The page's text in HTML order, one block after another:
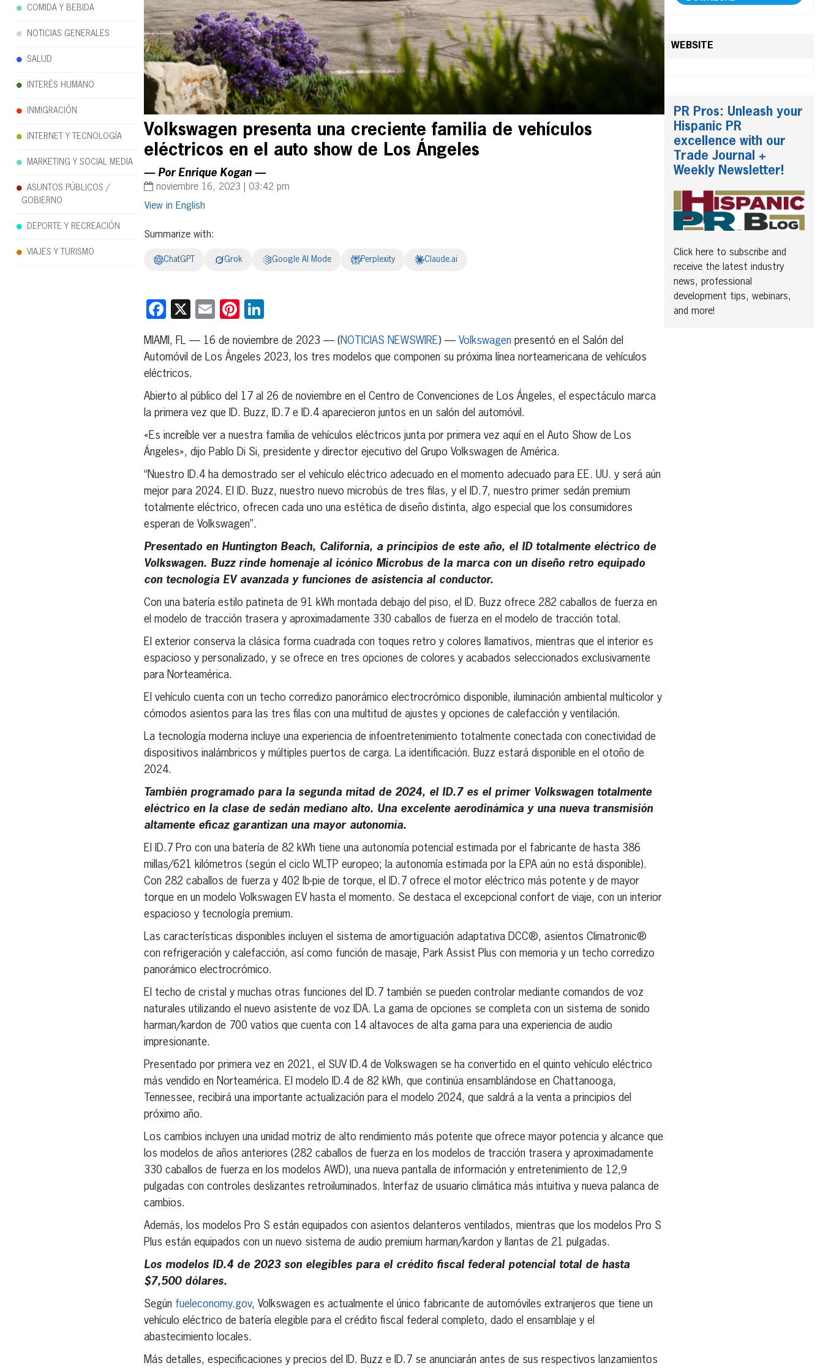
Volkswagen presenta una creciente familia de vehículos
eléctricos en el auto show de Los Ángeles
— Por Enrique Kogan —
noviembre 16, 2023 | 03:42 pm
English
Summarize with:
ChatGPT Grok Google AI Mode Perplexity Claude.ai
Facebook
X EmailPinterest
MIAMI, FL — 16 de noviembre de 2023 — (NOTICIAS NEWSWIRE) — Volkswagenpresentó en el Salón del
Automóvil de Los Ángeles 2023, los tres modelos que componen su próxima línea norteamericana de vehículos
eléctricos.
Abierto al público del 17 al 26 de noviembre en el Centro de Convenciones de Los Ángeles, el espectáculo marca
la primera vez que ID. Buzz, ID.7 e ID.4 aparecieron juntos en un salón del automóvil.
«Es increíble ver a nuestra familia de vehículos eléctricos junta por primera vez aquí en el Auto Show de Los
Ángeles», dijo Pablo Di Si, presidente y director ejecutivo del Grupo Volkswagen de América.
“Nuestro ID.4 ha demostrado ser el vehículo eléctrico adecuado en el momento adecuado para EE. UU. y será aún
mejor para 2024. El ID. Buzz, nuestro nuevo microbús de tres filas, y el ID.7, nuestro primer sedán premium
totalmente eléctrico, ofrecen cada uno una estética de diseño distinta, algo especial que los consumidores
esperan de Volkswagen”.
Presentado en Huntington Beach, California, a principios de este año, el ID totalmente eléctrico de
Volkswagen. Buzz rinde homenaje al icónico Microbus de la marca con un diseño retro equipado
con tecnología EV avanzada y funciones de asistencia al conductor.
Con una batería estilo patineta de 91 kWh montada debajo del piso, el ID. Buzz ofrece 282 caballos de fuerza en
el modelo de tracción trasera y aproximadamente 330 caballos de fuerza en el modelo de tracción total.
El exterior conserva la clásica forma cuadrada con toques retro y colores llamativos, mientras que el interior es
espacioso y personalizado, y se ofrece en tres opciones de colores y acabados seleccionados exclusivamente
para Norteamérica.
El vehículo cuenta con un techo corredizo panorámico electrocrómico disponible, iluminación ambiental multicolor y
cómodos asientos para las tres filas con una multitud de ajustes y opciones de calefacción y ventilación.
La tecnología moderna incluye una experiencia de infoentretenimiento totalmente conectada con conectividad de
dispositivos inalámbricos y múltiples puertos de carga. La identificación. Buzz estará disponible en el otoño de
2024.
También programado para la segunda mitad de 2024, el ID.7 es el primer Volkswagen totalmente
eléctrico en la clase de sedán mediano alto. Una excelente aerodinámica y una nueva transmisión
altamente eficaz garantizan una mayor autonomía.
El ID.7 Pro con una batería de 82 kWh tiene una autonomía potencial estimada por el fabricante de hasta 386
millas/621 kilómetros (según el ciclo WLTP europeo; la autonomía estimada por la EPA aún no está disponible).
Con 282 caballos de fuerza y 402 lb-pie de torque, el ID.7 ofrece el motor eléctrico más potente y de mayor
torque en un modelo Volkswagen EV hasta el momento. Se destaca el excepcional confort de viaje, con un interior
espacioso y tecnología premium.
Las características disponibles incluyen el sistema de amortiguación adaptativa DCC®, asientos Climatronic®
con refrigeración y calefacción, así como función de masaje, Park Assist Plus con memoria y un techo corredizo
panorámico electrocrómico.
El techo de cristal y muchas otras funciones del ID.7 también se pueden controlar mediante comandos de voz
naturales utilizando el nuevo asistente de voz IDA. La gama de opciones se completa con un sistema de sonido
harman/kardon de 700 vatios que cuenta con 14 altavoces de alta gama para una experiencia de audio
impresionante.
Presentado por primera vez en 2021, el SUV ID.4 de Volkswagen se ha convertido en el quinto vehículo eléctrico
más vendido en Norteamérica. El modelo ID.4 de 82 kWh, que continúa ensamblándose en Chattanooga,
Tennessee, recibirá una importante actualización para el modelo 2024, que saldrá a la venta a principios del
próximo año.
Los cambios incluyen una unidad motriz de alto rendimiento más potente que ofrece mayor potencia y alcance que
los modelos de años anteriores (282 caballos de fuerza en los modelos de tracción trasera y aproximadamente
330 caballos de fuerza en los modelos AWD), una nueva pantalla de información y entretenimiento de 12,9
pulgadas con controles deslizantes retroiluminados. Interfaz de usuario climática más intuitiva y nueva palanca de
cambios.
Además, los modelos Pro S están equipados con asientos delanteros ventilados, mientras que los modelos Pro S
Plus están equipados con un nuevo sistema de audio premium harman/kardon y llantas de 21 pulgadas.
Los modelos ID.4 de 2023 son elegibles para el crédito fiscal federal potencial total de hasta
$7,500 dólares.
Según fueleconomy.gov, Volkswagen es actualmente el único fabricante de automóviles extranjeros que tiene un
vehículo eléctrico de batería elegible para el crédito fiscal federal completo, dado el ensamblaje y el
abastecimiento locales.
Más detalles, especificaciones y precios del ID. Buzz e ID.7 se anunciarán antes de sus respectivos lanzamientos
WEBSITE
PR Pros: Unleash your
Hispanic PR
excellence with our
Trade Journal +
Weekly Newsletter!
Click here to subscribe and
receive the latest industry
news, professional
development tips, webinars,
and more!
COMIDA Y BEBIDA
NOTICIAS GENERALES
SALUD
INTERÉS HUMANO
INMIGRACIÓN
INTERNET Y TECNOLOGÍA
MARKETING Y SOCIAL MEDIA
ASUNTOS PÚBLICOS /
GOBIERNO
DEPORTE Y RECREACIÓN
VIAJES Y TURISMO